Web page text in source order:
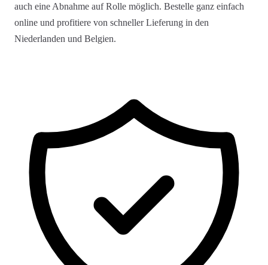
auch eine Abnahme auf Rolle möglich. Bestelle ganz einfach
online und profitiere von schneller Lieferung in den
Niederlanden und Belgien.